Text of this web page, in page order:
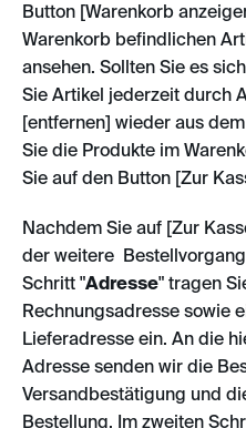
Button [Warenkorb
Warenkorb befindlichen
ansehen. Sollten Sie es
Sie Artikel jederzeit durch
[entfernen] wieder aus
Sie die Produkte im
Sie auf den Button [Zur
Nachdem Sie auf [Zur
der weitere
Schritt "Adresse" tragen
Rechnungsadresse sowie
Lieferadresse ein. An die
Adresse senden wir die
Versandbestätigung und
Bestellung. Im zweiten